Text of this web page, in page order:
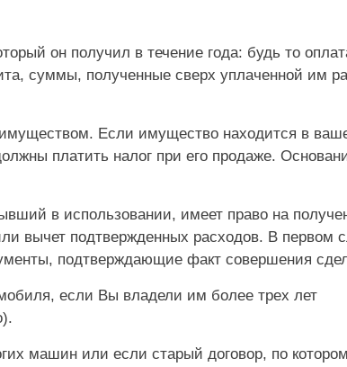
он получил в течение года: будь то
суммы, полученные сверх уплаченной им
Если имущество находится в
платить налог при его продаже.
в использовании, имеет право на
вычет подтвержденных расходов. В первом
подтверждающие факт совершения
если Вы владели им более трех лет
машин или если старый договор, по